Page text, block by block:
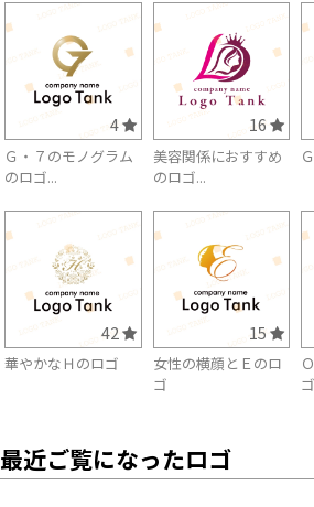
4
Ｇ・７のモノグラム
のロゴ...
16
美容関係におすすめ
のロゴ...
42
華やかなＨのロゴ
15
女性の横顔とＥのロ
ゴ
最近ご覧になったロゴ